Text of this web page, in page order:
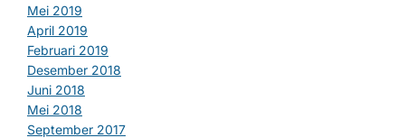
Mei 2019
April 2019
Februari 2019
Desember 2018
Juni 2018
Mei 2018
September 2017